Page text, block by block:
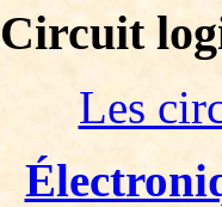
Circuit
Les